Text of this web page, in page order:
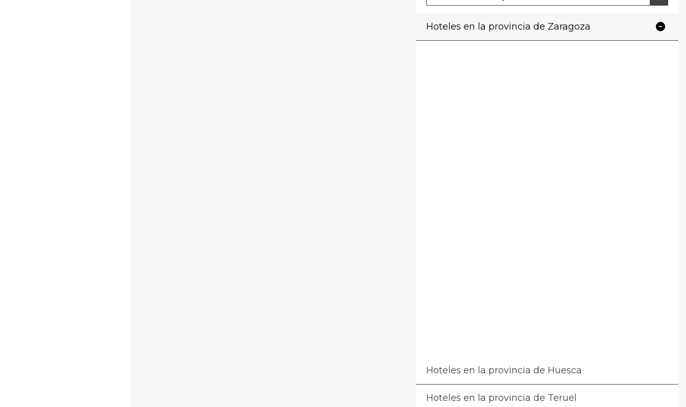
Hoteles en la provincia de Zaragoza
Hoteles en la provincia de Huesca
Hoteles en la provincia de Teruel